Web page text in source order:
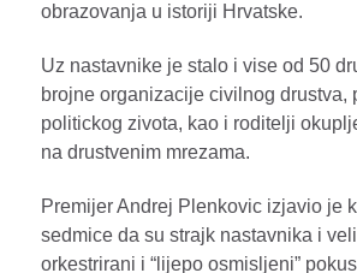
obrazovanja u istoriji Hrvatske.
Uz nastavnike je stalo i vise od 50
brojne organizacije civilnog drustva,
politickog zivota, kao i roditelji
na drustvenim mrezama.
Premijer Andrej Plenkovic izjavio je
sedmice da su strajk nastavnika i
orkestrirani i “lijepo osmisljeni”